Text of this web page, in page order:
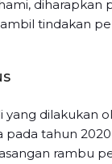
diharapkan
tindakan
yang dilakukan
pada tahun
rambu